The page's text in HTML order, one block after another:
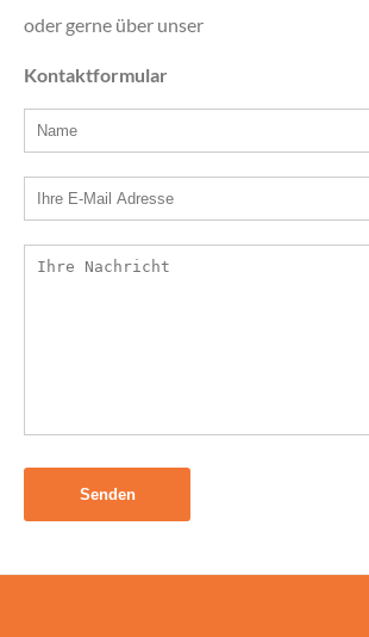
oder gerne über unser
Kontaktformular
Senden